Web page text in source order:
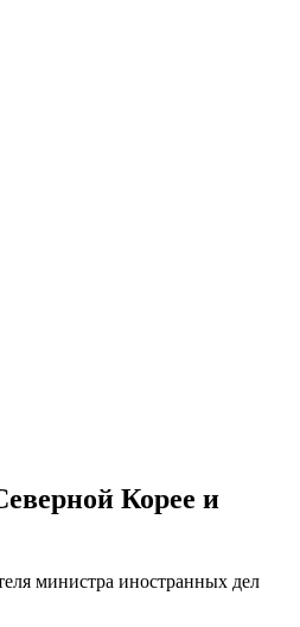
Корее и
министра иностранных дел